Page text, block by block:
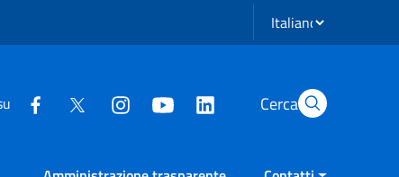
Seleziona lingua
Cerca